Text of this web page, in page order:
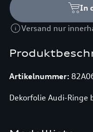
Artikelnummer:
Dekorfolie Audi-Ringe
In
Versand nur